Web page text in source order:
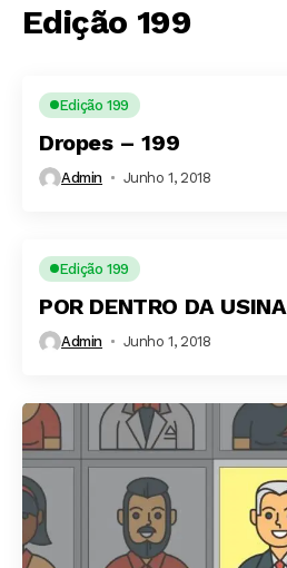
Edição 199
Edição 199
Dropes – 199
Admin Junho 1, 2018
Edição 199
POR DENTRO DA USINA
Admin Junho 1, 2018